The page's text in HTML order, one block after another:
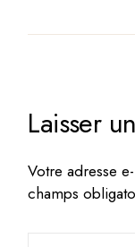
Laisser
Votre adresse
champs